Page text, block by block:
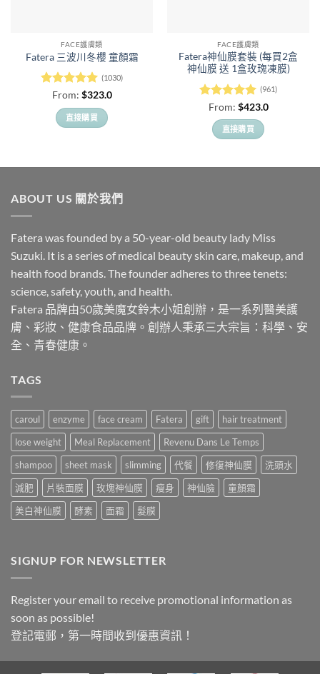
FACE護膚類
Fatera 三波川冬櫻 童顏霜
評分5滿
分 5
(1030)
From: $323.0
直接購買
多
式。
可
品
頁
面
選
FACE護膚類
Fatera神仙膜套裝 (每買2盒
神仙膜 送 1盒玫瑰凍膜)
評分5滿
分 5
(961)
From: $423.0
直接購買
款
式。
在
品
頁
ABOUT US 關於我們
Fatera was founded by a 50-year-old beauty lady Miss
Suzuki. It is a series of medical beauty skin care, makeup, and
health food brands. The founder adheres to three tenets:
science, safety, youth, and health.
Fatera 品牌由50歲美魔女鈴木小姐創辦，是一系列醫美護
膚、彩妝、健康食品品牌。創辦人秉承三大宗旨：科學、安
全、青春健康。
TAGS
caroul enzyme face cream Fatera gift
hair treatment
lose weight
Meal Replacement
Revenu Dans Le Temps
shampoo
sheet mask slimming 代餐 修復神仙膜
洗頭水
減肥
片裝面膜 玫塊神仙膜 瘦身 神仙臉
童顏霜
美白神仙膜
酵素 面霜 髮膜
SIGNUP FOR NEWSLETTER
Register your email to receive promotional information as
soon as possible!
登記電郵，第一時間收到優惠資訊！